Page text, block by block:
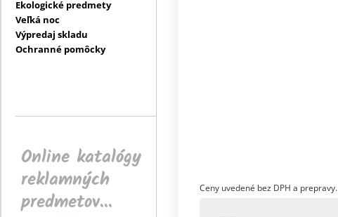
Ekologické predmety
Veľká noc
Výpredaj skladu
Ochranné pomôcky
Online katalógy
reklamných
predmetov...
Ceny uvedené bez DPH a prepravy.